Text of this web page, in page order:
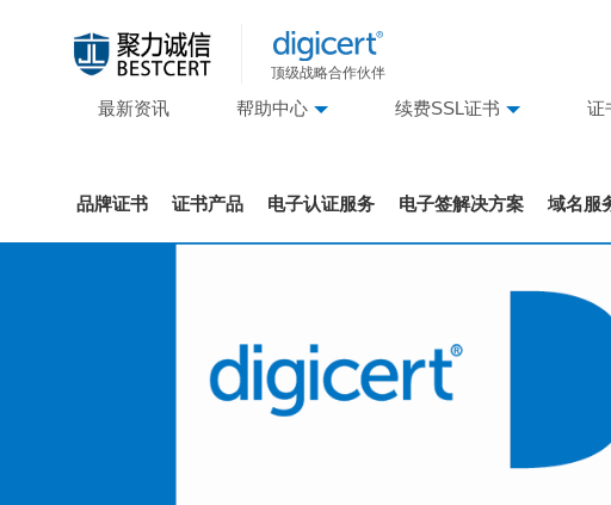
顶级战略合作伙伴
最新资讯 帮助中心 续费SSL证书 证
品牌证书 证书产品 电子认证服务 电子签解决方案 域名服